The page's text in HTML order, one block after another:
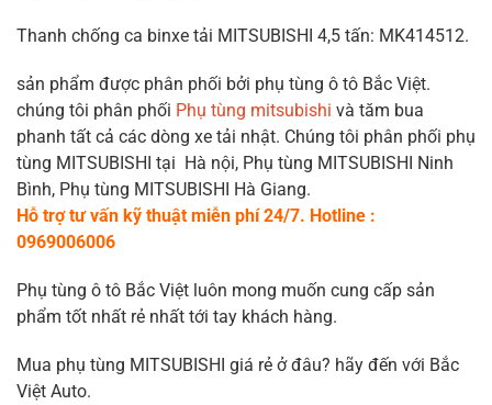
Thanh chống ca binxe tải MITSUBISHI 4,5 tấn: MK414512.
sản phẩm được phân phối bởi phụ tùng ô tô Bắc Việt.
chúng tôi phân phối Phụ tùng mitsubishi và tăm bua
phanh tất cả các dòng xe tải nhật. Chúng tôi phân phối phụ
tùng MITSUBISHI tại Hà nội, Phụ tùng MITSUBISHI Ninh
Bình, Phụ tùng MITSUBISHI Hà Giang.
Hỗ trợ tư vấn kỹ thuật miễn phí 24/7. Hotline :
0969006006
Phụ tùng ô tô Bắc Việt luôn mong muốn cung cấp sản
phẩm tốt nhất rẻ nhất tới tay khách hàng.
Mua phụ tùng MITSUBISHI giá rẻ ở đâu? hãy đến với Bắc
Việt Auto.